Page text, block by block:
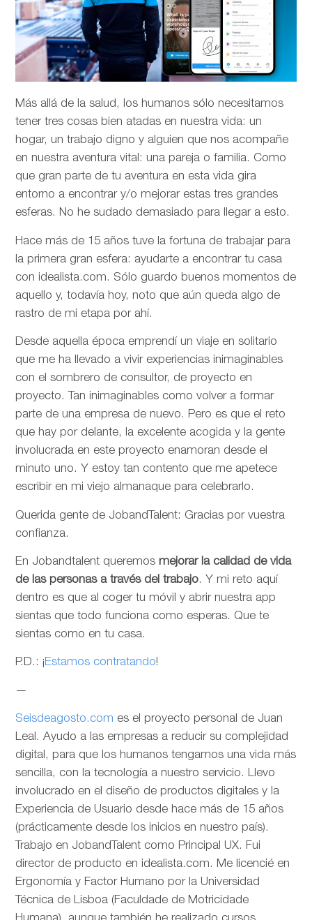
Más allá de la salud, los humanos sólo necesitamos
tener tres cosas bien atadas en nuestra vida: un
hogar, un trabajo digno y alguien que nos acompañe
en nuestra aventura vital: una pareja o familia. Como
que gran parte de tu aventura en esta vida gira
entorno a encontrar y/o mejorar estas tres grandes
esferas. No he sudado demasiado para llegar a esto.
Hace más de 15 años tuve la fortuna de trabajar para
la primera gran esfera: ayudarte a encontrar tu casa
con idealista.com. Sólo guardo buenos momentos de
aquello y, todavía hoy, noto que aún queda algo de
rastro de mi etapa por ahí.
Desde aquella época emprendí un viaje en solitario
que me ha llevado a vivir experiencias inimaginables
con el sombrero de consultor, de proyecto en
proyecto. Tan inimaginables como volver a formar
parte de una empresa de nuevo. Pero es que el reto
que hay por delante, la excelente acogida y la gente
involucrada en este proyecto enamoran desde el
minuto uno. Y estoy tan contento que me apetece
escribir en mi viejo almanaque para celebrarlo.
Querida gente de JobandTalent: Gracias por vuestra
confianza.
En Jobandtalent queremos mejorar la calidad de vida
de las personas a través del trabajo. Y mi reto aquí
dentro es que al coger tu móvil y abrir nuestra app
sientas que todo funciona como esperas. Que te
sientas como en tu casa.
P.D.: ¡Estamos contratando!
—
Seisdeagosto.com es el proyecto personal de Juan
Leal. Ayudo a las empresas a reducir su complejidad
digital, para que los humanos tengamos una vida más
sencilla, con la tecnología a nuestro servicio. Llevo
involucrado en el diseño de productos digitales y la
Experiencia de Usuario desde hace más de 15 años
(prácticamente desde los inicios en nuestro país).
Trabajo en JobandTalent como Principal UX. Fui
director de producto en idealista.com. Me licencié en
Ergonomía y Factor Humano por la Universidad
Técnica de Lisboa (Faculdade de Motricidade